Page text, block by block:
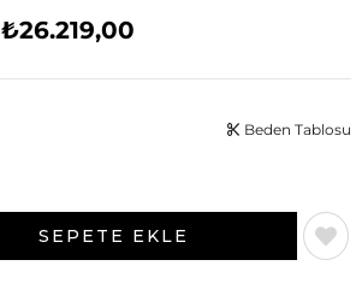
₺26.219,00
Beden Tablosu